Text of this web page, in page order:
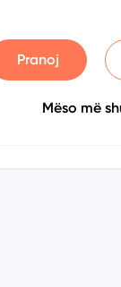
Pranoj
Mëso më